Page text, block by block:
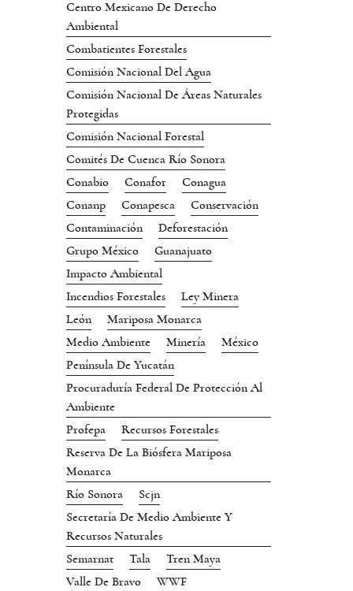
Centro Mexicano De Derecho
Ambiental
Combatientes Forestales
Comisión Nacional Del Agua
Comisión Nacional De Áreas Naturales
Protegidas
Comisión Nacional Forestal
Comités De Cuenca Río Sonora
Conabio
Conafor
Conagua
Conanp
Conapesca
Conservación
Contaminación
Deforestación
Grupo México
Guanajuato
Impacto Ambiental
Incendios Forestales
Ley Minera
León
Mariposa Monarca
Medio Ambiente
Minería
México
Península De Yucatán
Procuraduría Federal De Protección Al
Ambiente
Profepa
Recursos Forestales
Reserva De La Biósfera Mariposa
Monarca
Río Sonora
Scjn
Secretaría De Medio Ambiente Y
Recursos Naturales
Semarnat
Tala
Tren Maya
Valle De Bravo
WWF